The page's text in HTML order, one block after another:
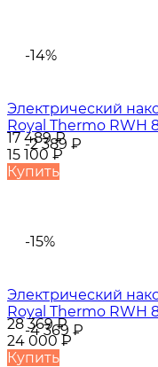
-14%
-2 389 ₽
Электрический
Royal Thermo RWH
17 489₽
15 100₽
Купить
-15%
-4 369 ₽
Электрический
Royal Thermo RWH
28 369₽
24 000₽
Купить